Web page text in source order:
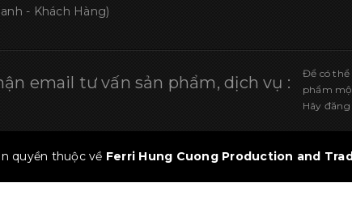
- Khách Hàng)
email tư vấn sản phẩm, dịch vụ :
Để có thể
phẩm
Hãy
quyền thuộc về Ferri Hung Cuong Production and